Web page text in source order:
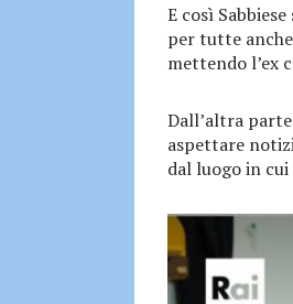
E così
per tutte
mettendo l’ex
Dall’altra
aspettare
dal luogo in